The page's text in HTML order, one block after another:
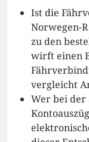
Ist die
Norwegen-
zu den
wirft einen
vergleicht
Wer bei der